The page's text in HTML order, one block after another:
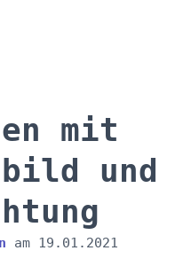
mit
und
am 19.01.2021